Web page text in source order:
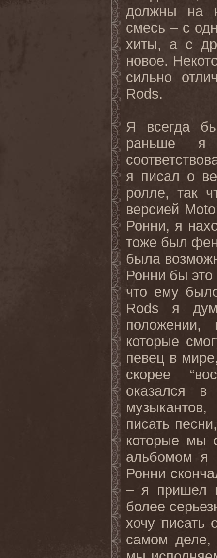
должны на
смесь – с
хиты, а с
новое.
сильно
Rods.
Я всегда
раньше я
я писал о
ролле, так
версией
Ронни, я
тоже был
была
Ронни бы это
что ему
Rods я
положении,
которые
певец в
скорее
оказался
писать
которые мы
альбомом я
Ронни
– я пришел
более
хочу писать
самом деле,